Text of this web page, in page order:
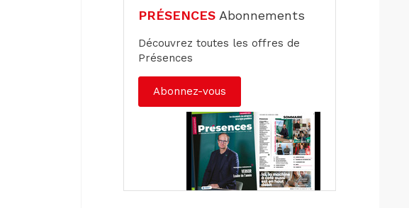
PRÉSENCES Abonnements
Découvrez toutes les offres de
Présences
Abonnez-vous